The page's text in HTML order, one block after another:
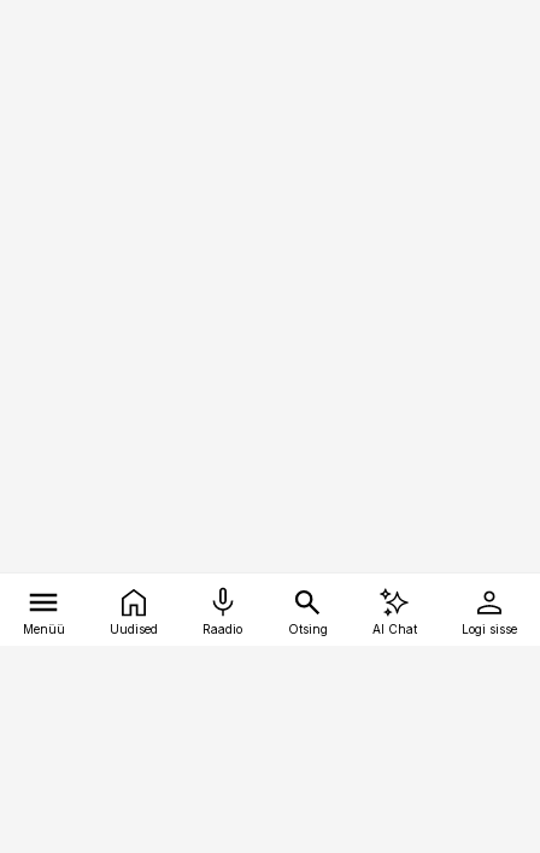
Menüü Uudised Raadio Otsing AI Chat Logi sisse